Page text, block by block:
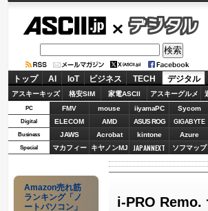
デジタル
トップ AI IoT ビジネス TECH デジタル
アスキーキッズ 格安SIM 家電ASCII アスキーグルメ
PC FMV mouse iiyamaPC Sycom
Digital ELECOM AMD ASUS ROG GIGABYTE
Business JAWS Acrobat kintone Azure
Special マカフィー キヤノンMJ JAPANNEXT ソフマップ
i-PRO Remo.
Amazon売れ筋
ランキング「ノ
ートパソコン」